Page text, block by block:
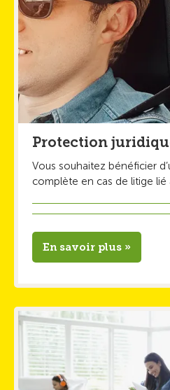
Protection
Vous souhaitez bénéficier
complète en cas de litige lié
En savoir plus »